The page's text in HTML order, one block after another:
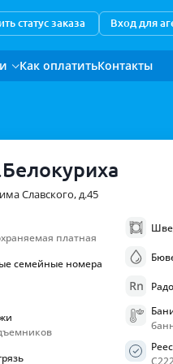
статус заказа Вход для
Как оплатитьКонтакты
Славского, д.45
платная
семейные номера